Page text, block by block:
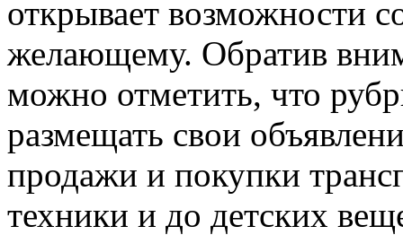
открывает возможности
желающему. Обратив
можно отметить, что
размещать свои
продажи и покупки
техники и до детских